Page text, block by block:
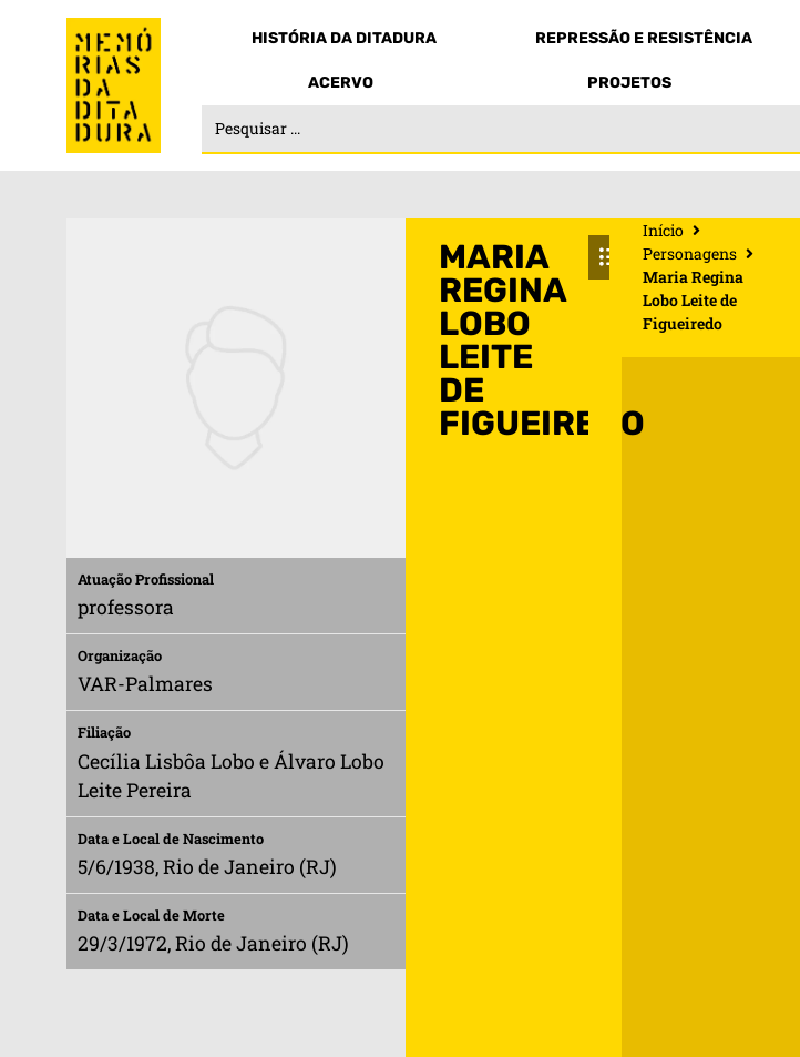
HISTÓRIA DA DITADURA REPRESSÃO E RESISTÊNCIA
ACERVO PROJETOS
Atuação Profissional
professora
Organização
VAR-Palmares
Filiação
Cecília Lisbôa Lobo e Álvaro Lobo
Leite Pereira
Data e Local de Nascimento
5/6/1938, Rio de Janeiro (RJ)
Data e Local de Morte
29/3/1972, Rio de Janeiro (RJ)
MARIA
REGINA
LOBO
LEITE
DE
FIGUEIREDO
Início
Personagens
Maria Regina
Lobo Leite de
Figueiredo